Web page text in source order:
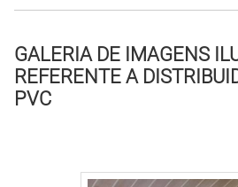
GALERIA DE IMAGENS
REFERENTE A
PVC